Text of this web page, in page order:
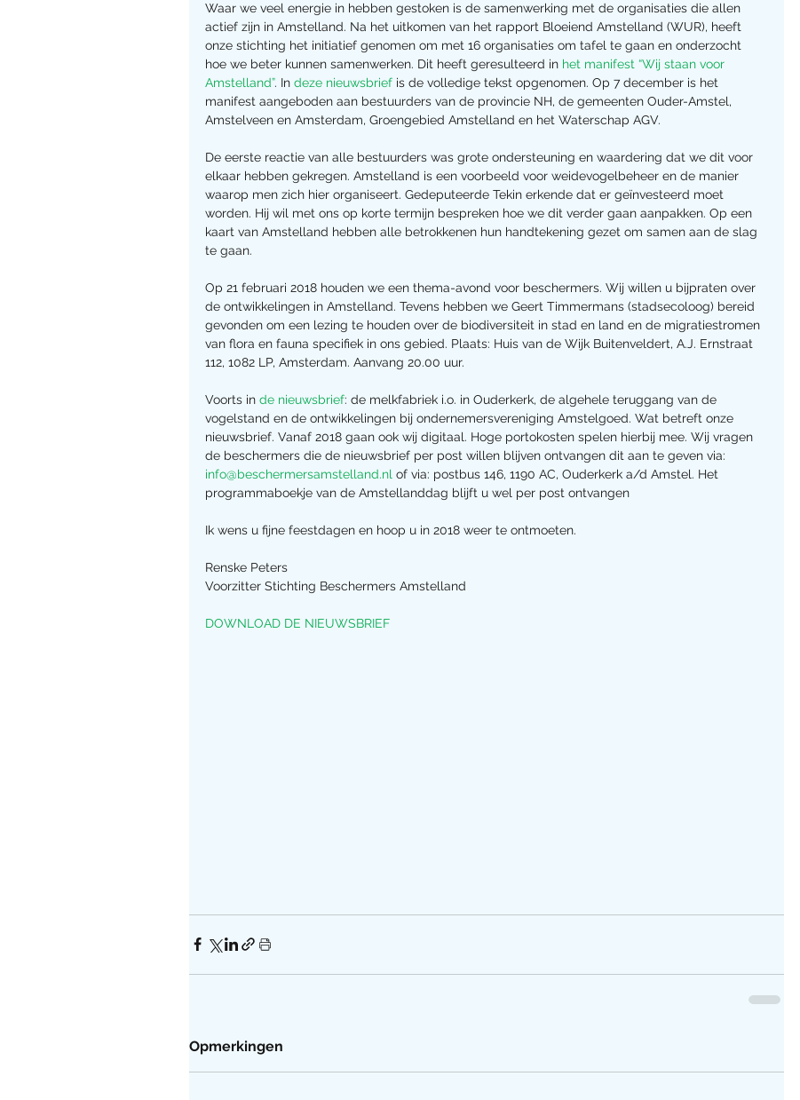
Waar we veel energie in hebben gestoken is de samenwerking met de organisaties die allen
actief zijn in Amstelland. Na het uitkomen van het rapport Bloeiend Amstelland (WUR), heeft
onze stichting het initiatief genomen om met 16 organisaties om tafel te gaan en onderzocht
hoe we beter kunnen samenwerken. Dit heeft geresulteerd in het manifest “Wij staan voor
Amstelland”. In deze nieuwsbrief is de volledige tekst opgenomen. Op 7 december is het
manifest aangeboden aan bestuurders van de provincie NH, de gemeenten Ouder-Amstel,
Amstelveen en Amsterdam, Groengebied Amstelland en het Waterschap AGV.
De eerste reactie van alle bestuurders was grote ondersteuning en waardering dat we dit voor
elkaar hebben gekregen. Amstelland is een voorbeeld voor weidevogelbeheer en de manier
waarop men zich hier organiseert. Gedeputeerde Tekin erkende dat er geïnvesteerd moet
worden. Hij wil met ons op korte termijn bespreken hoe we dit verder gaan aanpakken. Op een
kaart van Amstelland hebben alle betrokkenen hun handtekening gezet om samen aan de slag
te gaan.
Op 21 februari 2018 houden we een thema-avond voor beschermers. Wij willen u bijpraten over
de ontwikkelingen in Amstelland. Tevens hebben we Geert Timmermans (stadsecoloog) bereid
gevonden om een lezing te houden over de biodiversiteit in stad en land en de migratiestromen
van flora en fauna specifiek in ons gebied. Plaats: Huis van de Wijk Buitenveldert, A.J. Ernstraat
112, 1082 LP, Amsterdam. Aanvang 20.00 uur.
Voorts in de nieuwsbrief: de melkfabriek i.o. in Ouderkerk, de algehele teruggang van de
vogelstand en de ontwikkelingen bij ondernemersvereniging Amstelgoed. Wat betreft onze
nieuwsbrief. Vanaf 2018 gaan ook wij digitaal. Hoge portokosten spelen hierbij mee. Wij vragen
de beschermers die de nieuwsbrief per post willen blijven ontvangen dit aan te geven via:
info@beschermersamstelland.nl of via: postbus 146, 1190 AC, Ouderkerk a/d Amstel. Het
programmaboekje van de Amstellanddag blijft u wel per post ontvangen
Ik wens u fijne feestdagen en hoop u in 2018 weer te ontmoeten.
Renske Peters
Voorzitter Stichting Beschermers Amstelland
DOWNLOAD DE NIEUWSBRIEF
Opmerkingen